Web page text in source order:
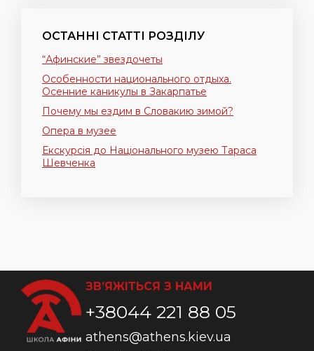
ОСТАННІ СТАТТІ РОЗДІЛУ
“Афинские” звездочеты
Особенности национального отдыха.
Осенние каникулы в Закарпатье
Почему мы ездим в Словакию зимой?
Опера в музее
Екскурсія до Національного музею Тараса
Шевченка
ЗВ’ЯЖІТЬСЯ З НАМИ
+38044 221 88 05
athens@athens.kiev.ua